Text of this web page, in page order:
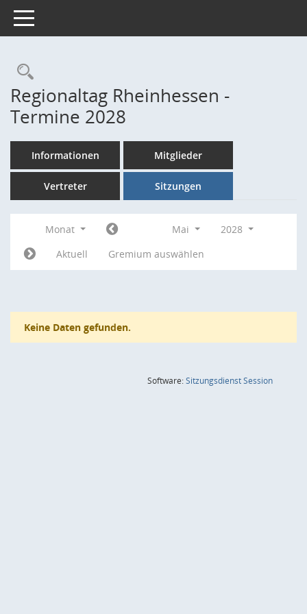
Toggle navigation
Rechercheauswahl
Regionaltag Rheinhessen -
Termine 2028
Informationen Mitglieder
Vertreter Sitzungen
Monat Mai
2028
Aktuell
Gremium auswählen
Keine Daten gefunden.
Software:SitzungsdienstSession(Wird in